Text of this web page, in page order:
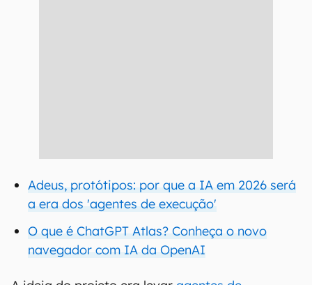
Adeus, protótipos: por que a IA em 2026 será
a era dos 'agentes de execução'
O que é ChatGPT Atlas? Conheça o novo
navegador com IA da OpenAI